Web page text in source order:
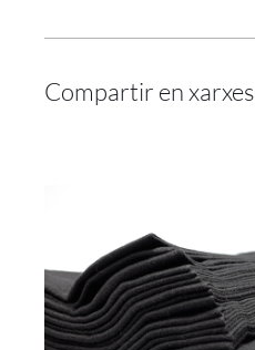
Compartir en xarxes